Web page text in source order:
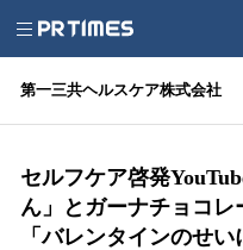
第一三共ヘルスケア株式会社
セルフケア啓発
ん」とガーナチョコ
「バレンタインのせ